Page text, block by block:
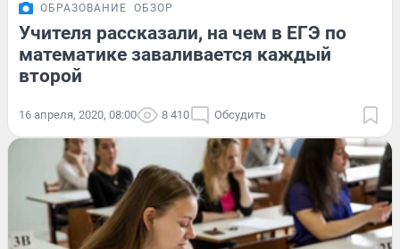
ОБРАЗОВАНИЕ ОБЗОР
Учителя рассказали, на чем в ЕГЭ по
математике заваливается каждый
второй
16 апреля, 2020, 08:00 8 410 Обсудить